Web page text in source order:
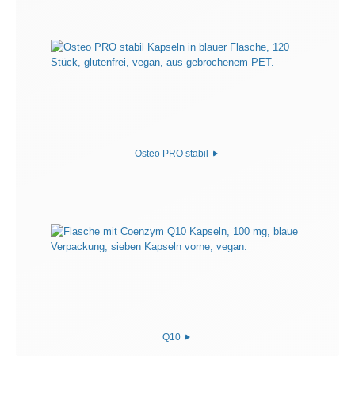
Osteo PRO stabil
Q10